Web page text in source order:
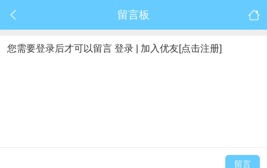
留言板
您需要登录后才可以留言 登录 加入优友[点击注册]
留言